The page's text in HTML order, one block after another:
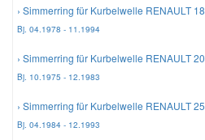
› Simmerring für Kurbelwelle RENAULT 18
Bj. 04.1978 - 11.1994
› Simmerring für Kurbelwelle RENAULT 20
Bj. 10.1975 - 12.1983
› Simmerring für Kurbelwelle RENAULT 25
Bj. 04.1984 - 12.1993
Mercedes Ersatzteile
Mini Ersatzteile